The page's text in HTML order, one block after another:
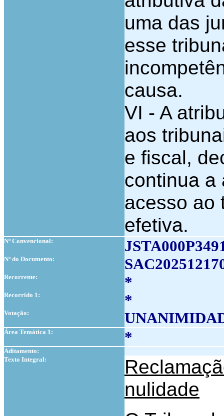
uma das
esse
causa.
VI - A
aos
e fiscal,
continua a
acesso ao
efetiva.
Nº Convencional:
Nº do Documento:
Recorrente: *
Recorrido 1: *
Votação:
Área Temática 1: *
Aditamento:
Texto Integral:
nulidade